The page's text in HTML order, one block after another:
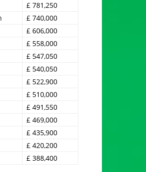
£ 781,250
£ 740,000
£ 606,000
£ 558,000
£ 547,050
£ 540,050
£ 522,900
£ 510,000
£ 491,550
£ 469,000
£ 435,900
£ 420,200
£ 388,400